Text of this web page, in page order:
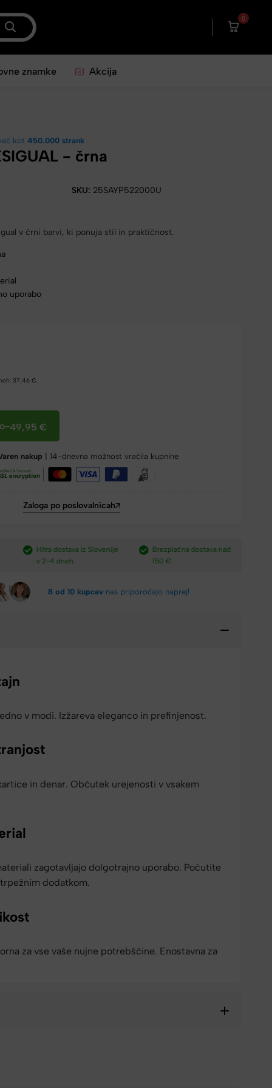
0
znamke Akcija
kot450.000 strank
- črna
SKU: 25SAYP522000U
v črni barvi, ki ponuja stil in praktičnost.
uporabo
37,46€.
-49,95€
nakup | 14-dnevna možnost vračila kupnine
Zaloga po poslovalnicah
Brezplačna dostava nad
150 €​
Plačilo po povzetju,
preko paypal-a in kartic.​
8 od 10 kupcevnas priporočajo naprej!
v modi. Izžareva eleganco in prefinjenost.
in denar. Občutek urejenosti v vsakem
zagotavljajo dolgotrajno uporabo. Počutite
dodatkom.
za vse vaše nujne potrebščine. Enostavna za